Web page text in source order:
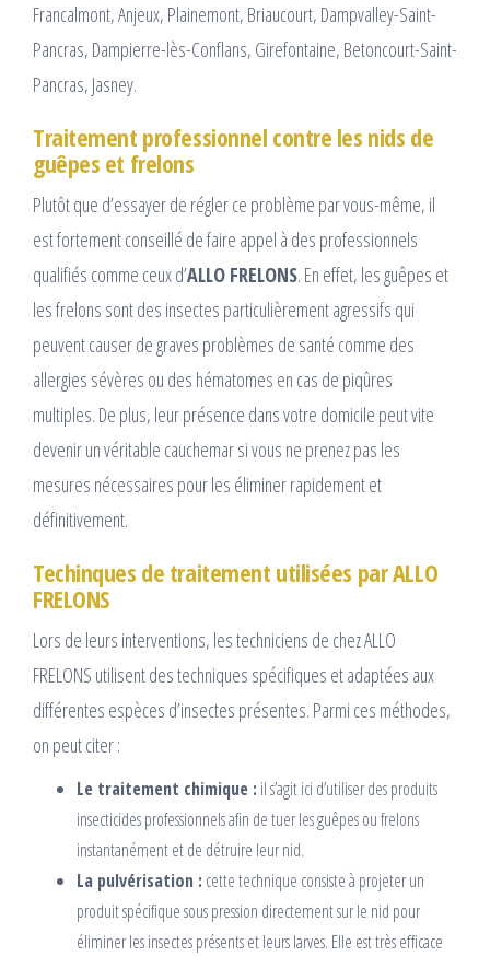
Francalmont, Anjeux, Plainemont, Briaucourt, Dampvalley-Saint-
Pancras, Dampierre-lès-Conflans, Girefontaine, Betoncourt-Saint-
Pancras, Jasney.
Traitement professionnel contre les nids de
guêpes et frelons
Plutôt que d’essayer de régler ce problème par vous-même, il
est fortement conseillé de faire appel à des professionnels
qualifiés comme ceux d’ALLO FRELONS. En effet, les guêpes et
les frelons sont des insectes particulièrement agressifs qui
peuvent causer de graves problèmes de santé comme des
allergies sévères ou des hématomes en cas de piqûres
multiples. De plus, leur présence dans votre domicile peut vite
devenir un véritable cauchemar si vous ne prenez pas les
mesures nécessaires pour les éliminer rapidement et
définitivement.
Techinques de traitement utilisées par ALLO
FRELONS
Lors de leurs interventions, les techniciens de chez ALLO
FRELONS utilisent des techniques spécifiques et adaptées aux
différentes espèces d’insectes présentes. Parmi ces méthodes,
on peut citer :
Le traitement chimique : il s’agit ici d’utiliser des produits
insecticides professionnels afin de tuer les guêpes ou frelons
instantanément et de détruire leur nid.
La pulvérisation : cette technique consiste à projeter un
produit spécifique sous pression directement sur le nid pour
éliminer les insectes présents et leurs larves. Elle est très efficace